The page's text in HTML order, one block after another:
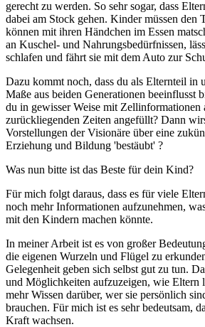
gerecht zu werden. So sehr sogar, dass
dabei am Stock gehen. Kinder müssen den
können mit ihren Händchen im Essen
an Kuschel- und Nahrungsbedürfnissen,
schlafen und fährt sie mit dem Auto zur
Dazu kommt noch, dass du als Elternteil in
Maße aus beiden Generationen beeinflusst
du in gewisser Weise mit Zellinformationen
zurückliegenden Zeiten angefüllt? Dann
Vorstellungen der Visionäre über eine
Erziehung und Bildung 'bestäubt' ?
Was nun bitte ist das Beste für dein Kind?
Für mich folgt daraus, dass es für viele
noch mehr Informationen aufzunehmen,
mit den Kindern machen könnte.
In meiner Arbeit ist es von großer
die eigenen Wurzeln und Flügel zu
Gelegenheit geben sich selbst gut zu tun.
und Möglichkeiten aufzuzeigen, wie Eltern
mehr Wissen darüber, wer sie persönlich
brauchen. Für mich ist es sehr bedeutsam,
Kraft wachsen.